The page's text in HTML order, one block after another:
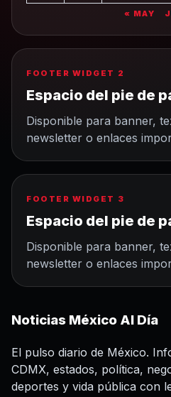
« MAY
FOOTER WIDGET 2
Espacio del pie de
Disponible para banner,
newsletter o enlaces
FOOTER WIDGET 3
Espacio del pie de
Disponible para banner,
newsletter o enlaces
Noticias México Al Día
El pulso diario de México.
CDMX, estados, política,
deportes y vida pública con